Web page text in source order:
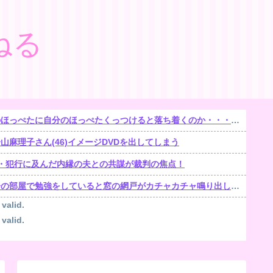
る
ぺたに自分のほっぺたくっつけると落ち着くのか・・・【再】
麻理子さん(46)イメージDVDを出してしまう
行に及んだ内縁の夫との共謀が裁判の焦点！
で勉強をしていると窓の網戸がカチャカチャ鳴り出した。【再】
valid.
valid.